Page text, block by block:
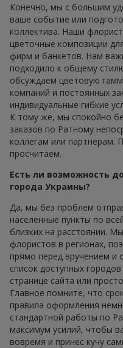
Конечно, мы с большим
ваше событие или
коллектива. Наши
цветочные композиции
фирм и банкетов. Нам
подходило к общему
обсуждаем цветовую
компаний и постоянных
индивидуальные гибкие
К тому же, мы спокойно
заказов по Ратному
коллегам или партнерам.
просчитаем.
Есть ли возможность
города Украины?
Да, мы без проблем
населенные пункты по
близких на расстоянии.
флористов в регионах,
прямо перед вручением и
список доступных
странице сайта или
Главное помните, что
правила оформления
стандартной работы по
максимум усилий, чтобы
вовремя и принес кучу